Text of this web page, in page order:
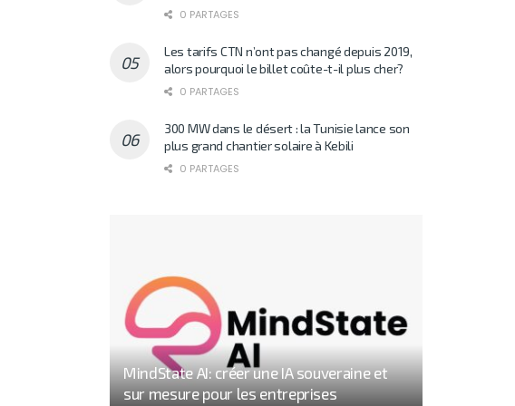
0 PARTAGES
Les tarifs CTN n’ont pas changé depuis 2019,
alors pourquoi le billet coûte-t-il plus cher?
0 PARTAGES
300 MW dans le désert : la Tunisie lance son
plus grand chantier solaire à Kebili
0 PARTAGES
MindState AI: créer une IA souveraine et
sur mesure pour les entreprises